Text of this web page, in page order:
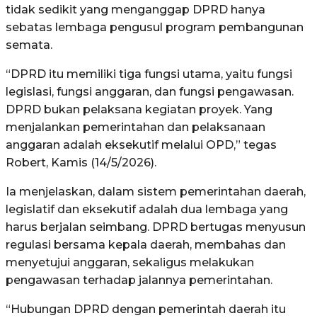
tidak sedikit yang menganggap DPRD hanya
sebatas lembaga pengusul program pembangunan
semata.
“DPRD itu memiliki tiga fungsi utama, yaitu fungsi
legislasi, fungsi anggaran, dan fungsi pengawasan.
DPRD bukan pelaksana kegiatan proyek. Yang
menjalankan pemerintahan dan pelaksanaan
anggaran adalah eksekutif melalui OPD,” tegas
Robert, Kamis (14/5/2026).
Ia menjelaskan, dalam sistem pemerintahan daerah,
legislatif dan eksekutif adalah dua lembaga yang
harus berjalan seimbang. DPRD bertugas menyusun
regulasi bersama kepala daerah, membahas dan
menyetujui anggaran, sekaligus melakukan
pengawasan terhadap jalannya pemerintahan.
“Hubungan DPRD dengan pemerintah daerah itu